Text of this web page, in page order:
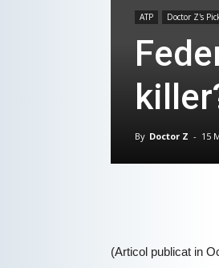
ATP Doctor Z's
By Doctor Z - 15
(Articol publicat in